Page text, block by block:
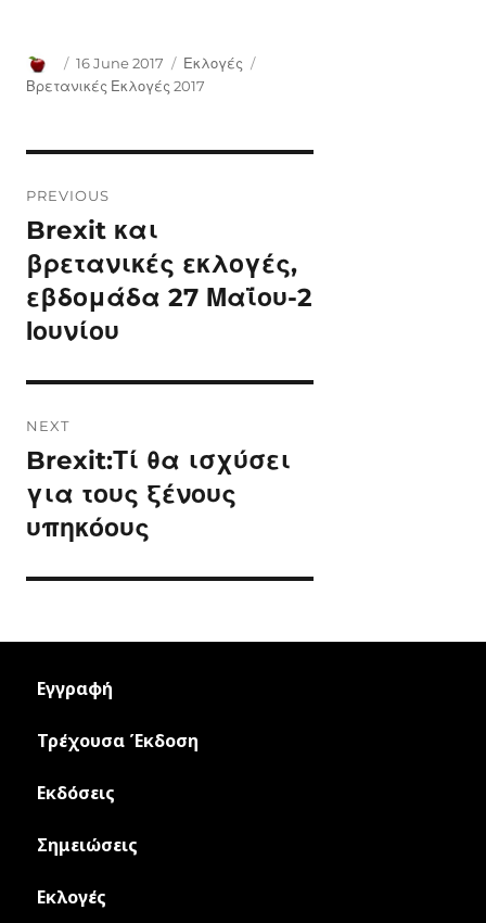
Author
Posted
on
16 June 2017 Categories
Εκλογές
Βρετανικές Εκλογές 2017
navigation
PREVIOUS
Previous
post:
Brexit και
βρετανικές εκλογές,
εβδομάδα 27 Μαΐου-2
Ιουνίου
NEXT
Next
post:
Brexit:Τί θα ισχύσει
για τους ξένους
υπηκόους
Εγγραφή
Τρέχουσα Έκδοση
Εκδόσεις
Σημειώσεις
Εκλογές